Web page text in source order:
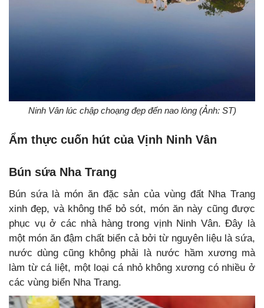
Ninh Vân lúc chập choạng đẹp đến nao lòng (Ảnh: ST)
Ẩm thực cuốn hút của Vịnh Ninh Vân
Bún sứa Nha Trang
Bún sứa là món ăn đặc sản của vùng đất Nha Trang
xinh đẹp, và không thể bỏ sót, món ăn này cũng được
phục vụ ở các nhà hàng trong vịnh Ninh Vân. Đây là
một món ăn đậm chất biển cả bởi từ nguyên liệu là sứa,
nước dùng cũng không phải là nước hầm xương mà
làm từ cá liệt, một loại cá nhỏ không xương có nhiều ở
các vùng biển Nha Trang.